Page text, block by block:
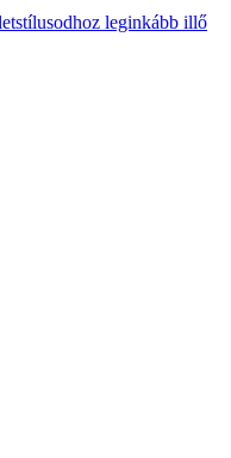
leginkább illő